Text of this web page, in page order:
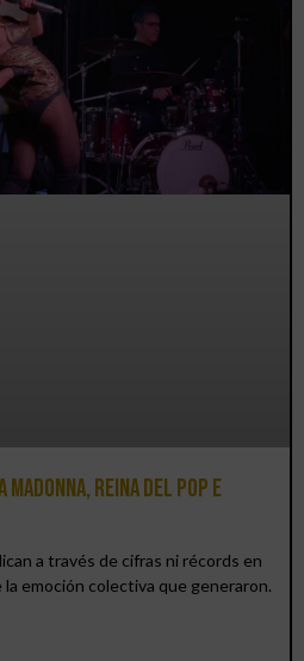
Madonna, reina del pop e
a través de cifras ni récords en
emoción colectiva que generaron.